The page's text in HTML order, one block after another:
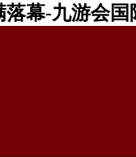
落幕-九游会国